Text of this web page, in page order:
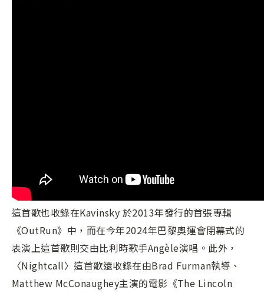
這首歌也收錄在Kavinsky 於2013年發行的首張專輯
《OutRun》中，而在今年2024年巴黎奧運會閉幕式的
表演上這首歌則交由比利時歌手Angèle演唱。此外，
〈Nightcall〉這首歌還收錄在由Brad Furman執導、
Matthew McConaughey主演的電影《The Lincoln